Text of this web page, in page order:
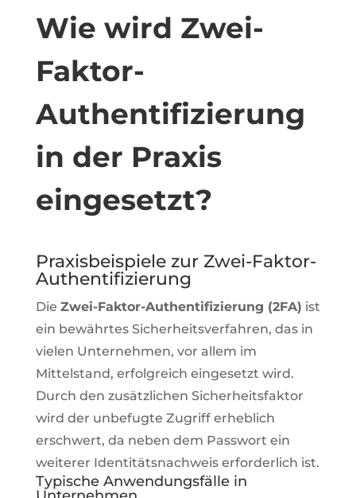
Wie wird Zwei-
Faktor-
Authentifizierung
in der Praxis
eingesetzt?
Praxisbeispiele zur Zwei-Faktor-
Authentifizierung
Die Zwei-Faktor-Authentifizierung (2FA) ist
ein bewährtes Sicherheitsverfahren, das in
vielen Unternehmen, vor allem im
Mittelstand, erfolgreich eingesetzt wird.
Durch den zusätzlichen Sicherheitsfaktor
wird der unbefugte Zugriff erheblich
erschwert, da neben dem Passwort ein
weiterer Identitätsnachweis erforderlich ist.
Typische Anwendungsfälle in